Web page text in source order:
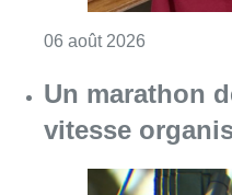
06 août 2026
Un marathon
vitesse